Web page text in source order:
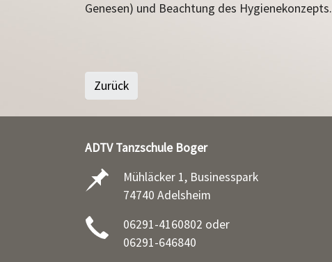
Genesen) und Beachtung des Hygienekonzepts.
Zurück
ADTV Tanzschule Boger
Mühläcker 1, Businesspark
74740 Adelsheim
06291-4160802 oder
06291-646840